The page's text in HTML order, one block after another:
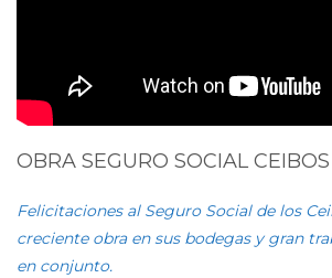
OBRA SEGURO SOCIAL CEIBOS
Felicitaciones al Seguro Social de los
creciente obra en sus bodegas y gran
en conjunto.